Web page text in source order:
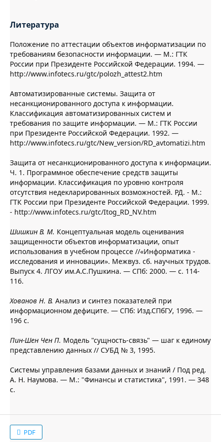
Литература
Положение по аттестации объектов информатизации по
требованиям безопасности информации. — М.: ГТК
России при Президенте Российской Федерации. 1994. —
http://www.infotecs.ru/gtc/polozh_attest2.htm
Автоматизированные системы. Защита от
несанкционированного доступа к информации.
Классификация автоматизированных систем и
требования по защите информации. — М.: ГТК России
при Президенте Российской Федерации. 1992. —
http://www.infotecs.ru/gtc/New_version/RD_avtomatizi.htm
Защита от несанкционированного доступа к информации.
Ч. 1. Программное обеспечение средств защиты
информации. Классификация по уровню контроля
отсутствия недекларированных возможностей. РД. - М.:
ГТК России при Президенте Российской Федерации. 1999.
- http://www.infotecs.ru/gtc/Itog_RD_NV.htm
Шишкин В. М. Концептуальная модель оценивания
защищенности объектов информатизации, опыт
использования в учебном процессе //«Информатика -
исследования и инновации». Межвуз. сб. научных трудов.
Выпуск 4. ЛГОУ им.А.С.Пушкина. — СПб: 2000. — с. 114-
116.
Хованов Н. В. Анализ и синтез показателей при
информационном дефиците. — СПб: Изд.СПбГУ, 1996. —
196 с.
Пин-Шен Чен П. Модель "сущность-связь" — шаг к единому
представлению данных // СУБД № 3, 1995.
Системы управления базами данных и знаний / Под ред.
А. Н. Наумова. — М.: "Финансы и статистика", 1991. — 348
с.
PDF